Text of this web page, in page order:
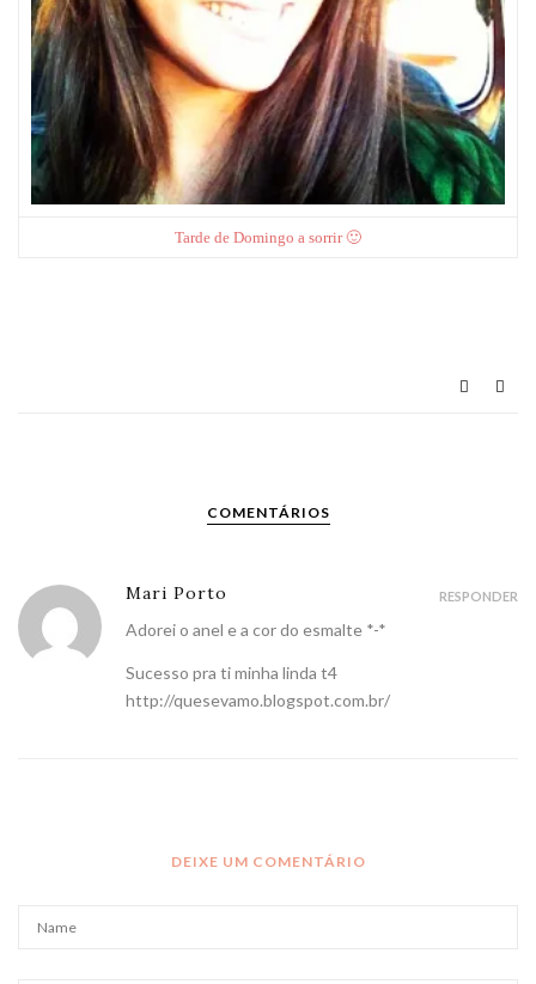
Tarde de Domingo a sorrir 🙂
COMENTÁRIOS
Mari Porto
Adorei o anel e a cor do esmalte *-*
Sucesso pra ti minha linda t4
http://quesevamo.blogspot.com.br/
RESPONDER
DEIXE UM COMENTÁRIO